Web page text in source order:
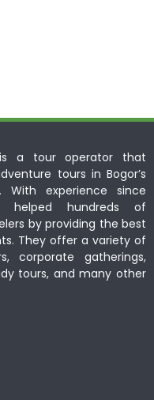
a tour operator that
tours in Bogor’s
With experience since
helped hundreds of
by providing the best
They offer a variety of
corporate gatherings,
tours, and many other